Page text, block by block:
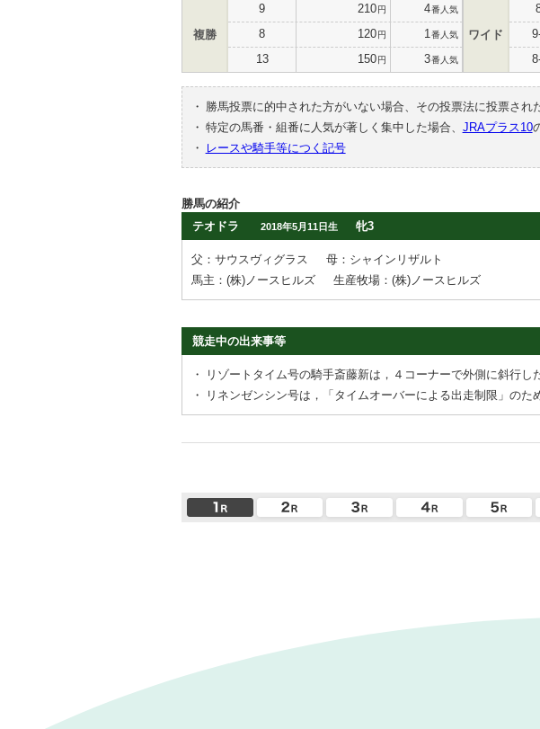
複勝
9 210円 4番人気
8 120円 1 番人気
13 150円 3番人気
ワイド
・ 勝馬投票に的中された方がいない場合、その投票法に投票され
・ 特定の馬番・組番に人気が著しく集中した場合、 JRAプラス10
・
レースや騎手等につく記号
勝馬の紹介
テオドラ
2018年5月11日生 牝3
父：サウスヴィグラス
母：シャインリザルト
馬主：(株)ノースヒルズ
生産牧場：(株)ノースヒルズ
競走中の出来事等
・
リゾートタイム号の騎手斎藤新は，４コーナーで外側に斜行
・
リネンゼンシン号は，「タイムオーバーによる出走制限」のた